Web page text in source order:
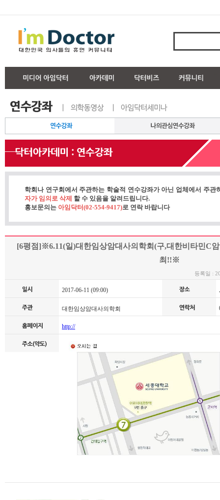
학회나 연구회에서 주관하는 학술적 연수강좌가 아닌 업체에서 주
자가 임의로 삭제 할 수 있음을 알려드립니다.
홍보문의는 아임닥터(02-554-9417)로 연락 바랍니다
[6평점]※6.11(일)대한임상암대사의학회(구,대한비타민C
최!!※
등록일 :
2017-06-11 (09:00)
대한임상암대사의학회
http://